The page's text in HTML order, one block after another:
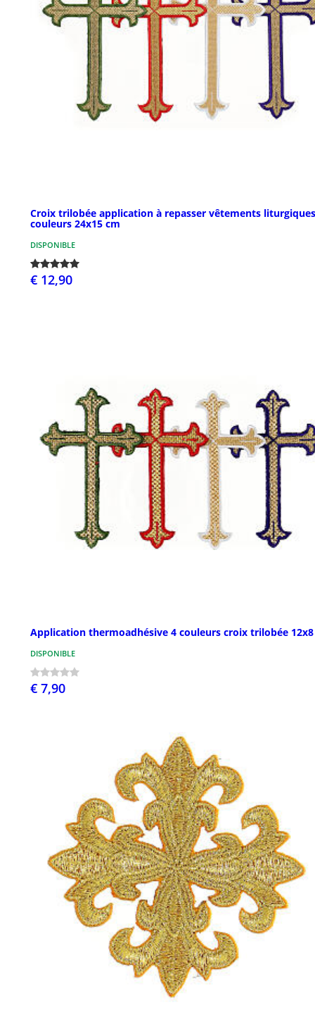
Croix trilobée application à repasser vêtements
couleurs 24x15 cm
DISPONIBLE
€ 12,90
Application thermoadhésive 4 couleurs croix trilobée
DISPONIBLE
€ 7,90